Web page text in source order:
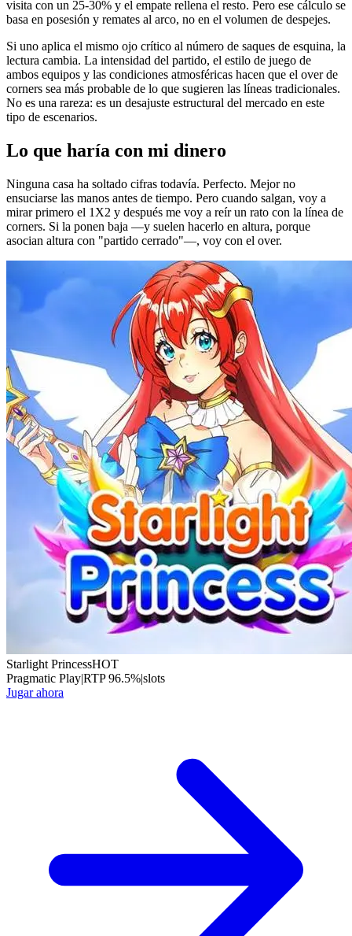
visita con un 25-30% y el empate rellena el resto. Pero ese cálculo se
basa en posesión y remates al arco, no en el volumen de despejes.
Si uno aplica el mismo ojo crítico al número de saques de esquina, la
lectura cambia. La intensidad del partido, el estilo de juego de
ambos equipos y las condiciones atmosféricas hacen que el over de
corners sea más probable de lo que sugieren las líneas tradicionales.
No es una rareza: es un desajuste estructural del mercado en este
tipo de escenarios.
Lo que haría con mi dinero
Ninguna casa ha soltado cifras todavía. Perfecto. Mejor no
ensuciarse las manos antes de tiempo. Pero cuando salgan, voy a
mirar primero el 1X2 y después me voy a reír un rato con la línea de
corners. Si la ponen baja —y suelen hacerlo en altura, porque
asocian altura con "partido cerrado"—, voy con el over.
Starlight PrincessHOT
Pragmatic Play|RTP96.5%|slots
Jugar ahora